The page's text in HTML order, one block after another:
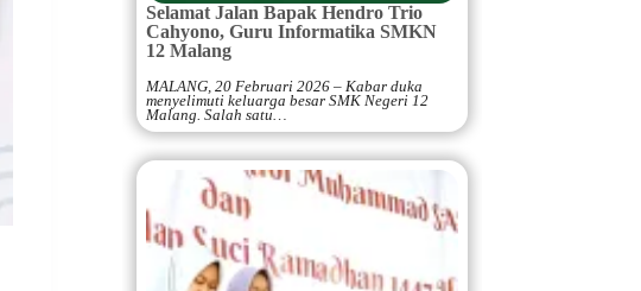
Selamat Jalan Bapak Hendro Trio
Cahyono, Guru Informatika SMKN
12 Malang
MALANG, 20 Februari 2026 – Kabar duka
menyelimuti keluarga besar SMK Negeri 12
Malang. Salah satu…